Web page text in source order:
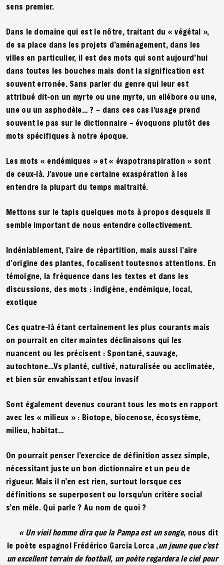
sens premier.
Dans le domaine qui est le nôtre, traitant du « végétal »,
de sa place dans les projets d’aménagement, dans les
villes en particulier, il est des mots qui sont aujourd’hui
dans toutes les bouches mais dont la signification est
souvent erronée. Sans parler du genre qui leur est
attribué dit-on un myrte ou une myrte, un ellébore ou une,
une ou un asphodèle… ? – dans ces cas l’usage prend
souvent le pas sur le dictionnaire – évoquons plutôt des
mots spécifiques à notre époque.
Les mots « endémiques » et « évapotranspiration » sont
de ceux-là. J’avoue une certaine exaspération à les
entendre la plupart du temps maltraité.
Mettons sur le tapis quelques mots à propos desquels il
semble important de nous entendre collectivement.
Indéniablement, l’aire de répartition, mais aussi l’aire
d’origine des plantes, focalisent toutesnos attentions. En
témoigne, la fréquence dans les textes et dans les
discussions, des mots : indigène, endémique, local,
exotique
Ces quatre-là étant certainement les plus courants mais
on pourrait en citer maintes déclinaisons qui les
nuancent ou les précisent : Spontané, sauvage,
autochtone…Vs planté, cultivé, naturalisée ou acclimatée,
et bien sûr envahissant et/ou invasif
Sont également devenus courant tous les mots en rapport
avec les « milieux » : Biotope, biocenose, écosystème,
milieu, habitat…
On pourrait penser l’exercice de définition assez simple,
nécessitant juste un bon dictionnaire et un peu de
rigueur. Mais il n’en est rien, surtout lorsque ces
définitions se superposent ou lorsqu’un critère social
s’en mêle. Qui parle ? Au nom de quoi ?
« Un vieil homme dira que la Pampa est un songe, nous dit
le poète espagnol Frédérico Garcia Lorca ,un jeune que c’est
un excellent terrain de football, un poète regardera le ciel pour